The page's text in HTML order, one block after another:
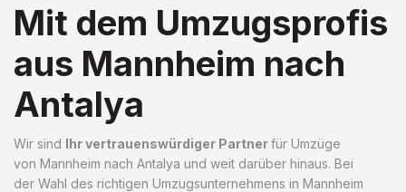
Mit dem Umzugsprofis
aus Mannheim nach
Antalya
Wir sind Ihr vertrauenswürdiger Partnerfür Umzüge
von Mannheim nach Antalya und weit darüber hinaus. Bei
der Wahl des richtigen Umzugsunternehmens in Mannheim